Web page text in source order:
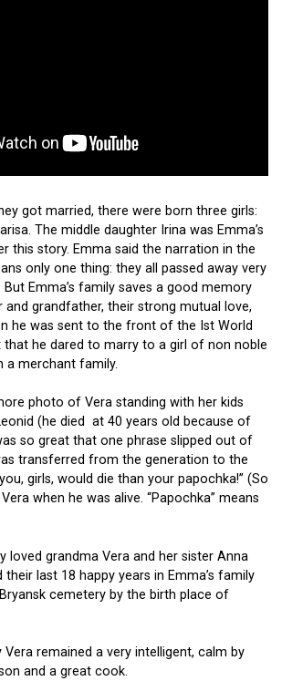
got married, there were born three girls:
The middle daughter Irina was Emma’s
this story. Emma said the narration in the
only one thing: they all passed away very
But Emma’s family saves a good memory
grandfather, their strong mutual love,
he was sent to the front of the Ist World
that he dared to marry to a girl of non noble
a merchant family.
photo of Vera standing with her kids
(he died at 40 years old because of
so great that one phrase slipped out of
transferred from the generation to the
girls, would die than your papochka!” (So
when he was alive. “Papochka” means
loved grandma Vera and her sister Anna
their last 18 happy years in Emma’s family
cemetery by the birth place of
Vera remained a very intelligent, calm by
and a great cook.